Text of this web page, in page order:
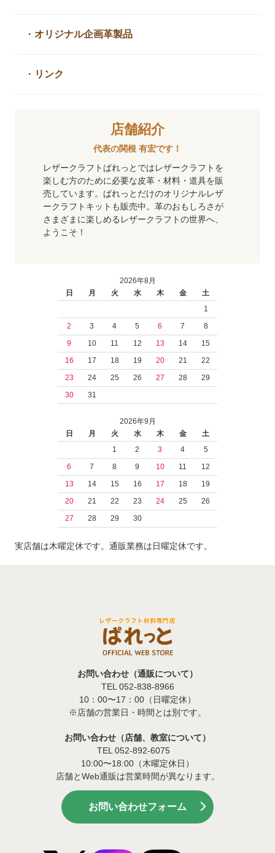
・ オリジナル企画革製品
・ リンク
店舗紹介
代表の関根 有宏です！
レザークラフトぱれっとではレザークラフトを
楽しむ方のために必要な皮革・材料・道具を販
売しています。ぱれっとだけのオリジナルレザ
ークラフトキットも販売中。革のおもしろさが
さまざまに楽しめるレザークラフトの世界へ、
ようこそ！
2026年8月
日
月 火 水 木 金
土
1
2
3 4 5 6 7
8
9
10 11 12 13 14
15
16
17 18 19 20 21
22
23
24 25 26 27 28
29
30
31
2026年9月
日
月 火 水 木 金
土
1
2 3 4
5
6
7 8 9 10 11
12
13
14 15 16 17 18
19
20
21 22 23 24 25
26
27
28 29 30
実店舗は木曜定休です。通販業務は日曜定休です。
お問い合わせ（通販について）
TEL 052-838-8966
10：00〜17：00（日曜定休）
※店舗の営業日・時間とは別です。
お問い合わせ（店舗、教室について）
TEL 052-892-6075
10:00〜18:00（木曜定休日）
店舗とWeb通販は営業時間が異なります。
お問い合わせフォーム